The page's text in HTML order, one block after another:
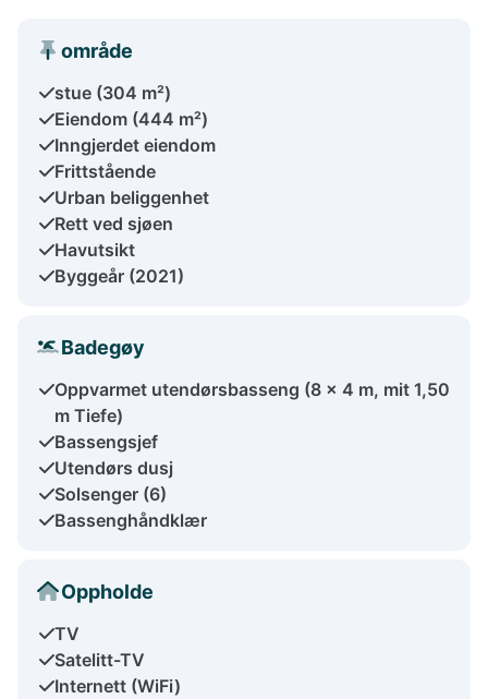
område
stue (304 m²)
Eiendom (444 m²)
Inngjerdet eiendom
Frittstående
Urban beliggenhet
Rett ved sjøen
Havutsikt
Byggeår (2021)
Badegøy
Oppvarmet utendørsbasseng (8 x 4 m, mit 1,50
m Tiefe)
Bassengsjef
Utendørs dusj
Solsenger (6)
Bassenghåndklær
Oppholde
TV
Satelitt-TV
Internett (WiFi)